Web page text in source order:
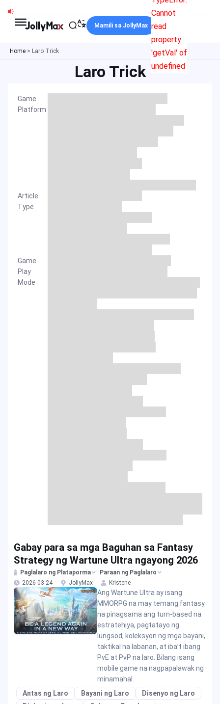
content
Cannot
read
property
'getVal' of
undefined
Mamili sa JollyMax
Home > Laro Trick
Laro Trick
Game
Platform
Article
Type
Game
Play
Mode
Gabay para sa mga Baguhan sa Fantasy
Strategy ng Wartune Ultra ngayong 2026
Paglalaro ng Plataporma
Paraan ng Paglalaro
2026-03-24
JollyMax Kristene
Ang Wartune Ultra ay isang
MMORPG na may temang fantasy
na pinagsama ang turn-based na
estratehiya, pagtatayo ng
lungsod, koleksyon ng mga bayani,
taktikal na labanan, at iba’t ibang
PvE at PvP na laro. Bilang isang
mobile game na nagpapalawak ng
minamahal
Antas ng Laro
Bayani ng Laro
Disenyo ng Laro